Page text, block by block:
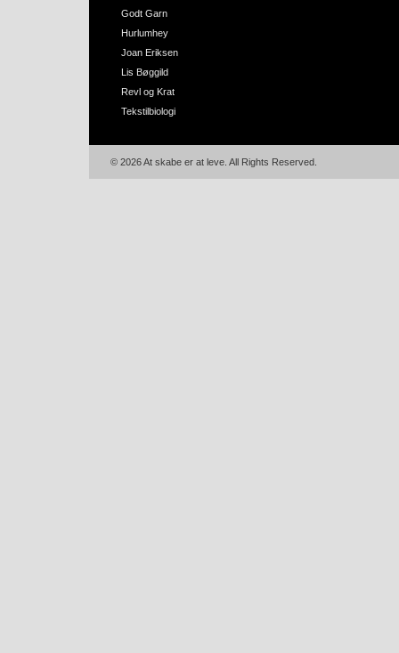
Godt Garn
Hurlumhey
Joan Eriksen
Lis Bøggild
Revl og Krat
Tekstilbiologi
© 2026 At skabe er at leve. All Rights Reserved.